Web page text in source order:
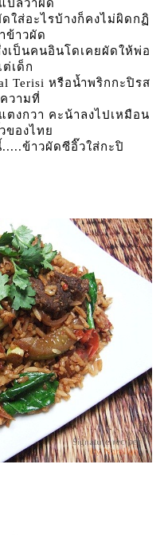
ปลว่าผัด
ใส่อะไรบ้างก็คงไม่ผิดกฏิ
ข้าวผัด
เป็นคนอินโดเคยผัดให้พ่อ
เด็ก
Terisi หรือน้ำพริกกะปิรส
วามที่
งกวา คะน้าลงไปเหมือน
ของไท
ข้าวผัดซีอิ๊วใส่กะปิ